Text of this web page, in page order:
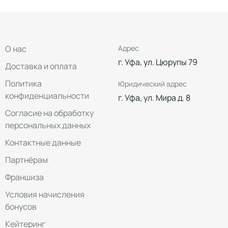
О нас
Доставка и оплата
Политика
конфиденциальности
Согласие на обработку
персональных данных
Контактные данные
Партнёрам
Франшиза
Условия начисления
бонусов
Кейтеринг
Адрес
г. Уфа, ул. Цюрупы 79
Юридический адрес
г. Уфа, ул. Мира д. 8